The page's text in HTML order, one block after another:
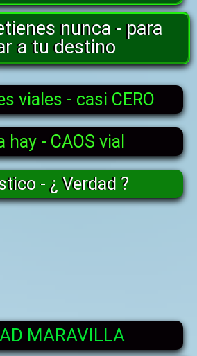
nunca - para
a tu destino
viales - casi CERO
hay - CAOS vial
- ¿ Verdad ?
MARAVILLA